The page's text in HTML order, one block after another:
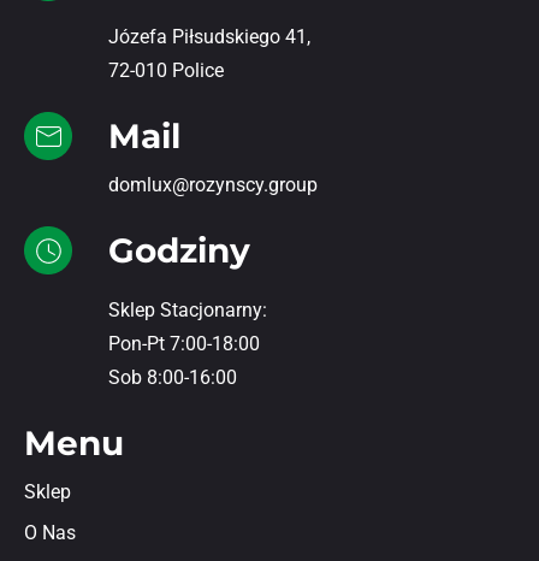
Józefa Piłsudskiego 41,
72-010 Police
Mail
domlux@rozynscy.group
Godziny
Sklep Stacjonarny:
Pon-Pt 7:00-18:00
Sob 8:00-16:00
Menu
Sklep
O Nas